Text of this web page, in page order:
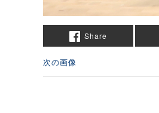
Share
次の画像